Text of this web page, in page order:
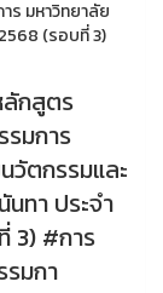
ร มหาวิทยาลัย
(รอบที่ 3)
ลักสูตร
มการ
ตกรรมและ
ทา ประจำ
3) #การ
มกา